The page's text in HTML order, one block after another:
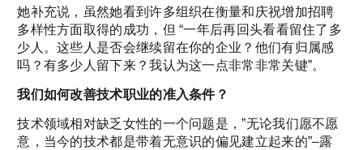
她补充说，虽然她看到许多组织在衡量和庆祝增加招聘
多样性方面取得的成功，但 “一年后再回头看看留住了多
少人。这些人是否会继续留在你的企业？他们有归属感
吗？有多少人留下来？我认为这一点非常非常关键”。
我们如何改善技术职业的准入条件？
技术领域相对缺乏女性的一个问题是，”无论我们愿不愿
意，当今的技术都是带着无意识的偏见建立起来的”–露